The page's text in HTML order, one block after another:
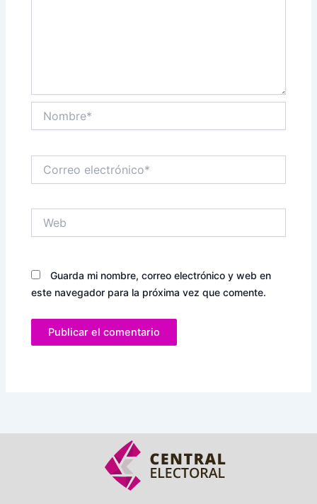
electrónico*
Guarda mi nombre, correo electrónico y web en
este navegador para la próxima vez que comente.